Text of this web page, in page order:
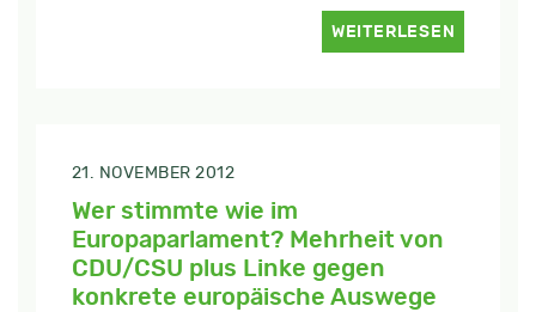
WEITERLESEN
21. NOVEMBER 2012
Wer stimmte wie im
Europaparlament? Mehrheit von
CDU/CSU plus Linke gegen
konkrete europäische Auswege